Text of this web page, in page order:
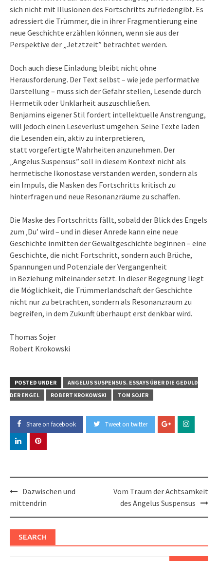
sich nicht mit Illusionen des Fortschritts zufriedengibt. Es
adressiert die Trümmer, die in ihrer Fragmentierung eine
neue Geschichte erzählen können, wenn sie aus der
Perspektive der „Jetztzeit” betrachtet werden.
Doch auch diese Einladung bleibt nicht ohne
Herausforderung. Der Text selbst – wie jede performative
Darstellung – muss sich der Gefahr stellen, Lesende durch
Hermetik oder Unklarheit auszuschließen.
Benjamins eigener Stil fordert intellektuelle Anstrengung,
will jedoch einen Leseverlust umgehen. Seine Texte laden
die Lesenden ein, aktiv zu interpretieren,
statt vorgefertigte Wahrheiten anzunehmen. Der
„Angelus Suspensus” soll in diesem Kontext nicht als
hermetische Ikonostase verstanden werden, sondern als
ein Impuls, die Masken des Fortschritts kritisch zu
hinterfragen und neue Resonanzräume zu schaffen.
Die Maske des Fortschritts fällt, sobald der Blick des Engels
zum ‚Du’ wird – und in dieser Anrede kann eine neue
Geschichte inmitten der Gewaltgeschichte beginnen – eine
Geschichte, die nicht Fortschritt, sondern auch Brüche,
Spannungen und Potenziale der Vergangenheit
in Beziehung miteinander setzt. In dieser Begegnung liegt
die Möglichkeit, die Trümmerlandschaft der Geschichte
nicht nur zu betrachten, sondern als Resonanzraum zu
begreifen, in dem Zukunft überhaupt erst denkbar wird.
Thomas Sojer
Robert Krokowski
POSTED UNDER
ANGELUS SUSPENSUS. ESSAYS ÜBER DIE GEDULD
DER ENGEL
ROBERT KROKOWSKI TOM SOJER
Share on facebook Tweet on twitter
Post
navigation
Dazwischen und
mittendrin
Vom Traum der Achtsamkeit
des Angelus Suspensus
SEARCH